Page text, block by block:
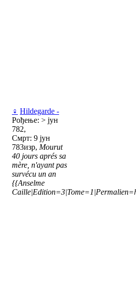
♀ Hildegarde -
Рођење: > јун
782,
Смрт: 9 јун
783изр, Mourut
40 jours aprés sa
mère, n'ayant pas
survécu un an
{{Anselme